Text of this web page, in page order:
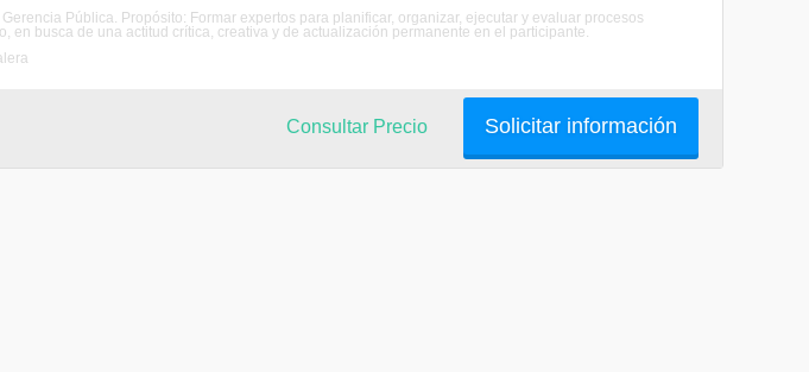
Pública. Propósito: Formar expertos para planificar, organizar, ejecutar y evaluar procesos
en busca de una actitud crítica, creativa y de actualización permanente en el participante.
Solicitar información
Consultar Precio